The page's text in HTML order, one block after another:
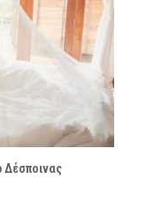
Δέσποινας